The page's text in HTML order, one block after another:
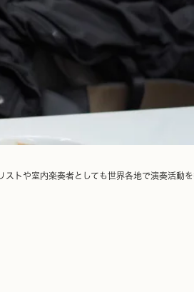
トや室内楽奏者としても世界各地で演奏活動